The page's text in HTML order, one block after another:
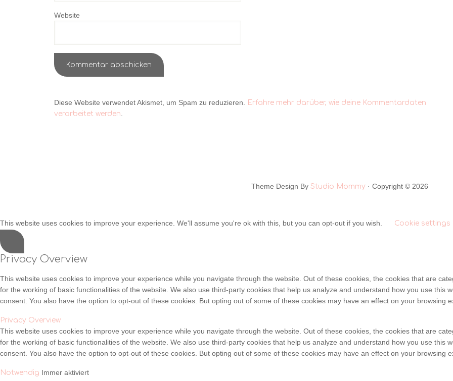
Website
Diese Website verwendet Akismet, um Spam zu reduzieren.
Erfahre mehr darüber, wie deine Kommentardaten
verarbeitet werden
Theme Design By Studio Mommy · Copyright © 2026
This website uses cookies to improve your experience. We'll assume you're ok with this, but you can opt-out if you wish. Cookie settings
Privacy Overview
This website uses cookies to improve your experience while you navigate through the website. Out of these cookies, the cookies that are
for the working of basic functionalities of the website. We also use third-party cookies that help us analyze and understand how you use this
consent. You also have the option to opt-out of these cookies. But opting out of some of these cookies may have an effect on your browsing
Privacy Overview
This website uses cookies to improve your experience while you navigate through the website. Out of these cookies, the cookies that are
for the working of basic functionalities of the website. We also use third-party cookies that help us analyze and understand how you use this
consent. You also have the option to opt-out of these cookies. But opting out of some of these cookies may have an effect on your browsing
Notwendig Immer aktiviert